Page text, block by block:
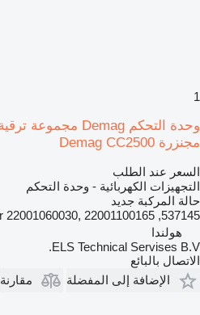
1
مجنزرة Demag CC2500
السعر عند الطلب
التجهيزات الكهربائية - وحدة التحكم
حالة المركبة جديد
537145, for 22001060030, 22001100165
هولندا
ELS Technical Servises B.V.
الاتصال بالبائع
الإضافة إلى المفضلة
مقارنة